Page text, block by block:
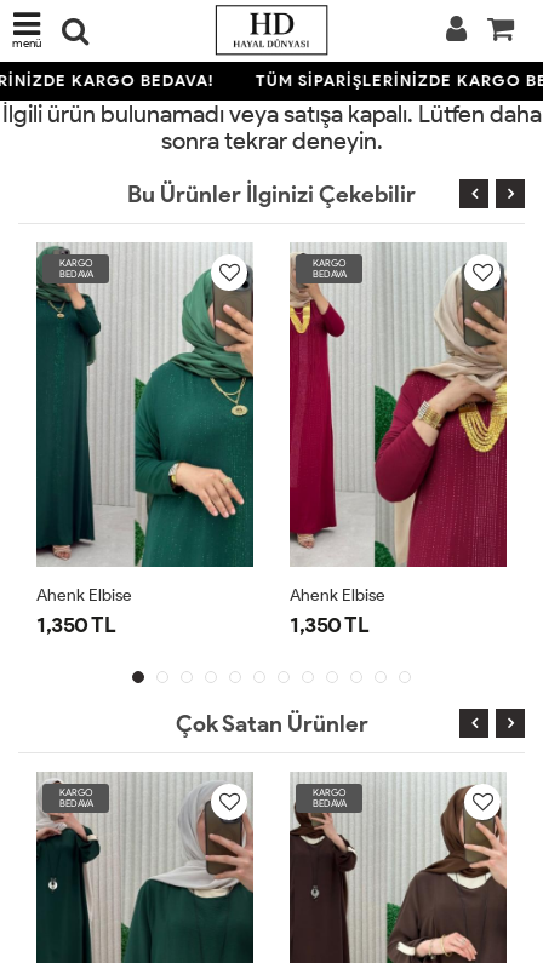
menü
KARGO BEDAVA! TÜM SİPARİŞLERİNİZDE KARGO
İlgili ürün bulunamadı veya satışa kapalı. Lütfen daha
sonra tekrar deneyin.
Bu Ürünler İlginizi Çekebilir
KARGO
BEDAVA
Ahenk Elbise
1,350 TL
KARGO
BEDAVA
Ahenk Elbise
1,350 TL
Çok Satan Ürünler
KARGO
BEDAVA
KARGO
BEDAVA